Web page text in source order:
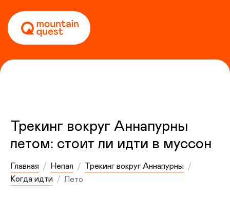
Трекинг вокруг Аннапурны
летом: стоит ли идти в муссон
Главная Непал
Трекинг вокруг Аннапурны
Когда идти
Лето